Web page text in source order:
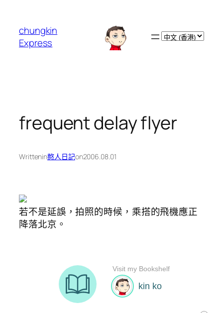
chungkin
Express
Choose
frequent delay flyer
Writtenin憨人日記on2006.08.01
若不是延誤，拍照的時候，乘搭的飛機應正
降落北京。